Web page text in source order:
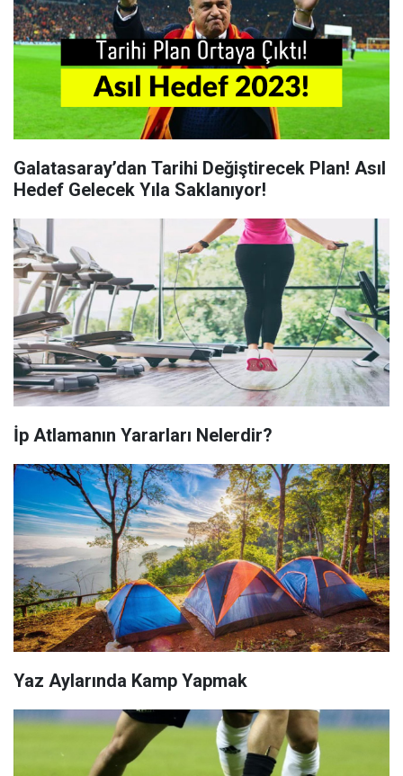
Galatasaray’dan Tarihi Değiştirecek Plan! Asıl
Hedef Gelecek Yıla Saklanıyor!
İp Atlamanın Yararları Nelerdir?
Yaz Aylarında Kamp Yapmak